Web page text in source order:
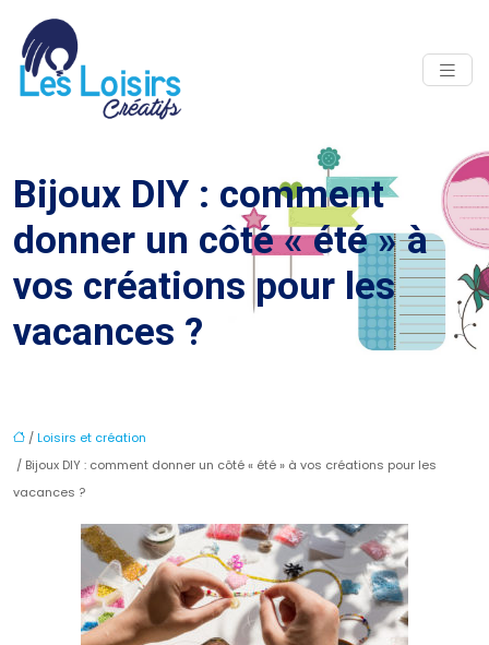
Bijoux DIY : comment
donner un côté « été » à
vos créations pour les
vacances ?
/Loisirs et création
/ Bijoux DIY : comment donner un côté « été » à vos créations pour les
vacances ?